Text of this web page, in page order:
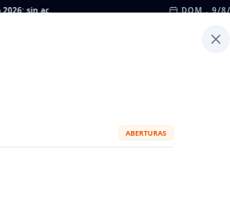
sin acuerdo, siguen vigentes los valores de abril •
DOM., 9/
ABERTURAS